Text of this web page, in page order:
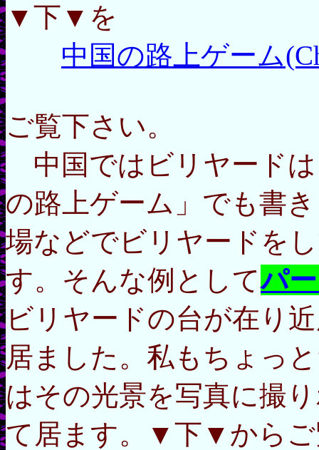
▼下▼を
中国の路上ゲーム
ご覧下さい。
中国ではビリヤードは
の路上ゲーム」でも書
場などでビリヤードを
す。そんな例としてパ
ビリヤードの台が在り
居ました。私もちょっ
はその光景を写真に撮
て居ます。▼下▼からご